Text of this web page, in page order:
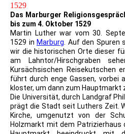
1529
Das Marburger
bis zum 4. Oktober 1529
Martin Luther war vom 30.
1529 in Marburg . Auf den
wir die historischen Orte dieser
am Lahntor/Hirschgraben
Kursächsischen Reisekutschen
führt durch enge Gassen, vorbei
kloster, um dann zum Hauptmarkt
Die Universität, durch Landgraf
prägt die Stadt seit Luthers Zeit.
Kirche, umgenutzt von der
Holzmarkt mit dem Patrizierhaus